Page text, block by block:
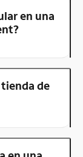
en una
de